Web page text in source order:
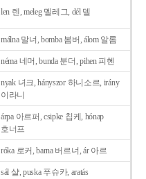
len 렌, meleg 멜레그, dél 델
málna 말너, bomba 봄버, álom 알롬
néma 네머, bunda 분더, pihen 피헨
nyak 녀크, hányszor 하니소르, irány
이라니
árpa 아르퍼, csipke 칩케, hónap
호너프
róka 로커, barna 버르너, ár 아르
sál 샬, puska 푸슈카, aratás